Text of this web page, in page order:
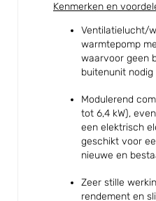
Kenmerken en
Ventilatielucht/
warmtepomp
waarvoor geen
buitenunit nodig
Modulerend
tot 6,4 kW),
een elektrisch
geschikt voor
nieuwe en
Zeer stille
rendement en